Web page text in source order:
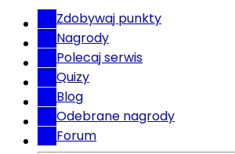
Zdobywaj punkty
Nagrody
Polecaj serwis
Quizy
Blog
Odebrane nagrody
Forum